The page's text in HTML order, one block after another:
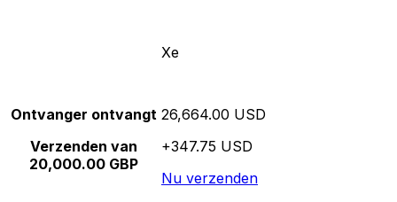
Xe
Ontvanger ontvangt
Verzenden van
20,000.00 GBP
26,664.00 USD
+347.75 USD
Nu verzenden